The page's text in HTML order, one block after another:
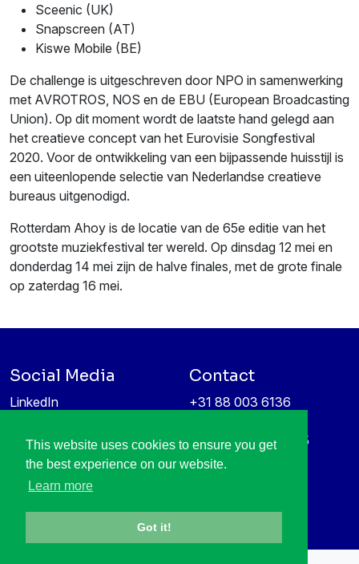
This website uses cookies to ensure you get
the best experience on our website.
Learn more
Got it!
Sceenic (UK)
Snapscreen (AT)
Kiswe Mobile (BE)
De challenge is uitgeschreven door NPO in samenwerking
met AVROTROS, NOS en de EBU (European Broadcasting
Union). Op dit moment wordt de laatste hand gelegd aan
het creatieve concept van het Eurovisie Songfestival
2020. Voor de ontwikkeling van een bijpassende huisstijl is
een uiteenlopende selectie van Nederlandse creatieve
bureaus uitgenodigd.
Rotterdam Ahoy is de locatie van de 65e editie van het
grootste muziekfestival ter wereld. Op dinsdag 12 mei en
donderdag 14 mei zijn de halve finales, met de grote finale
op zaterdag 16 mei.
Social Media
LinkedIn
Information protection &
privacy policy
Contact
+31 88 003 6136
High Tech Campus 5
5656 AE Eindhoven